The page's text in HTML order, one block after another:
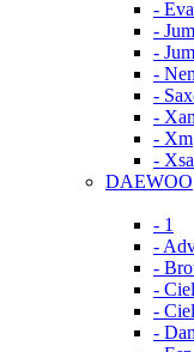
-
-
-
-
-
-
- Xm
-
DAEWOO
- 1
-
-
-
-
-